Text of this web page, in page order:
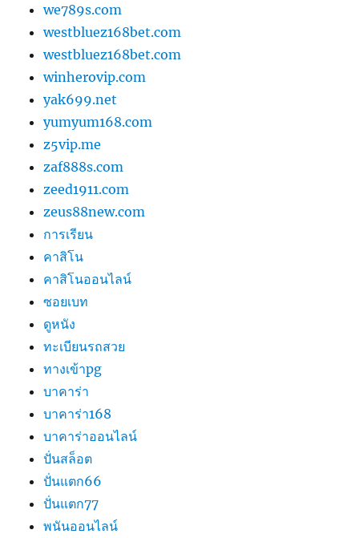
we789s.com
westbluez168bet.com
westbluez168bet.com
winherovip.com
yak699.net
yumyum168.com
z5vip.me
zaf888s.com
zeed1911.com
zeus88new.com
การเรียน
คาสิโน
คาสิโนออนไลน์
ซอยเบท
ดูหนัง
ทะเบียนรถสวย
ทางเข้าpg
บาคาร่า
บาคาร่า168
บาคาร่าออนไลน์
ปั่นสล็อต
ปั่นแตก66
ปั่นแตก77
พนันออนไลน์